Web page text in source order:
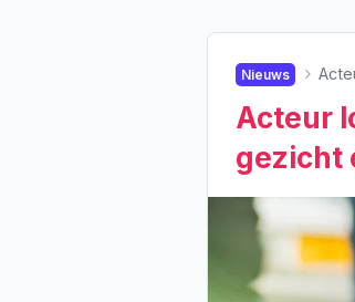
Nieuws
Acteur
gezicht